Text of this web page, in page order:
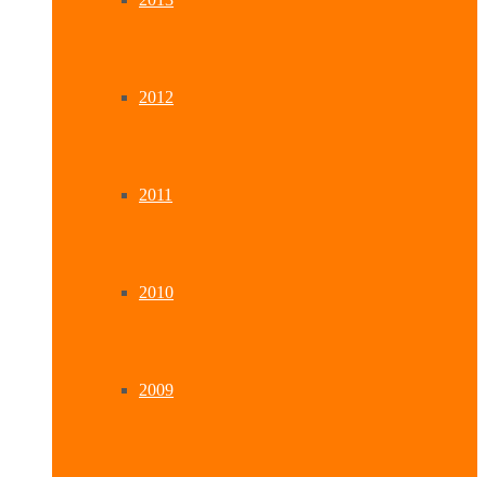
2012
2011
2010
2009